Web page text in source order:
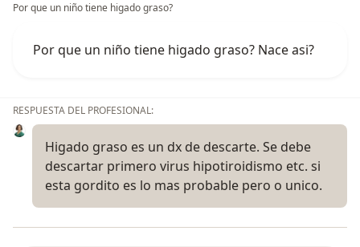
Por que un niño tiene higado graso?
Por que un niño tiene higado graso? Nace asi?
RESPUESTA DEL PROFESIONAL:
Higado graso es un dx de descarte. Se debe
descartar primero virus hipotiroidismo etc. si
esta gordito es lo mas probable pero o unico.